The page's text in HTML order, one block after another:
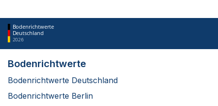
Bodenrichtwerte
Deutschland
2026
Bodenrichtwerte
Bodenrichtwerte Deutschland
Bodenrichtwerte Berlin